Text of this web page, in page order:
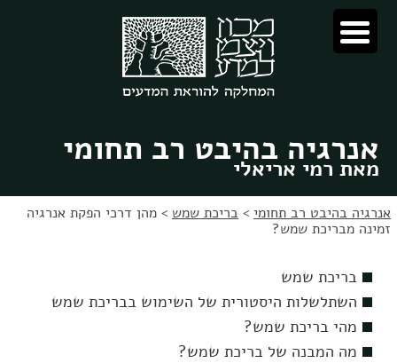
לתוכן
לניווט
אנרגיה בהיבט רב תחומי
מאת רמי אריאלי
אנרגיה בהיבט רב תחומי > בריכת שמש > מהן דרכי הפקת אנרגיה
זמינה מבריכת שמש?
בריכת שמש
השתלשלות היסטורית של השימוש בבריכת שמש
מהי בריכת שמש?
מה המבנה של בריכת שמש?